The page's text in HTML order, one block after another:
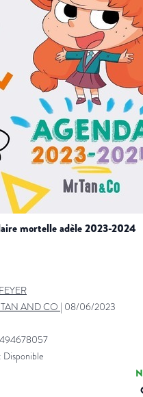
mortelle adèle 2023-2024
AND CO | 08/06/2023